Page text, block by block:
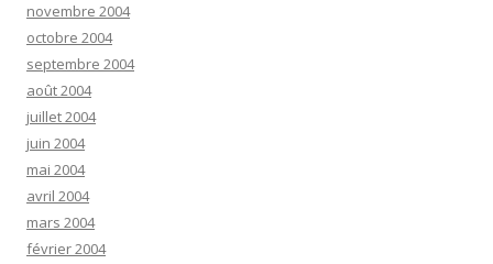
novembre 2004
octobre 2004
septembre 2004
août 2004
juillet 2004
juin 2004
mai 2004
avril 2004
mars 2004
février 2004